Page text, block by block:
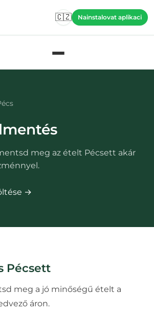
🇨🇿
Nainstalovat aplikaci
meg az ételt Pécsett akár
→
Pécsett
meg a jó minőségű ételt a
áron.